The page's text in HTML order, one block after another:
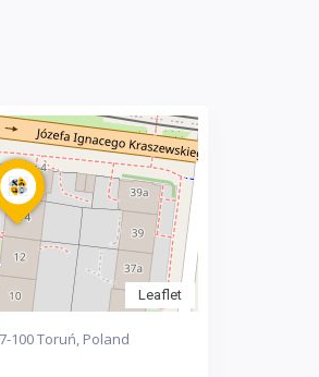
Leaflet
100 Toruń, Poland